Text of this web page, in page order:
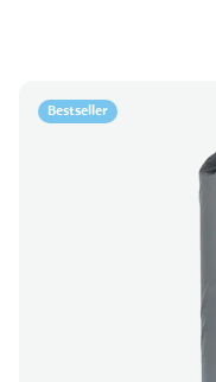
Bestseller